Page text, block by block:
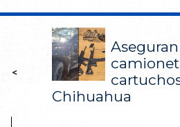
<
Chihuahua